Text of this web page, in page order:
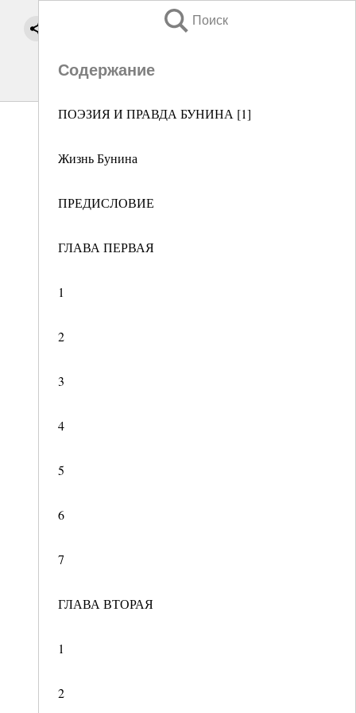
Поиск
Содержание
ПОЭЗИЯ И ПРАВДА БУНИНА [1]
Жизнь Бунина
ПРЕДИСЛОВИЕ
ГЛАВА ПЕРВАЯ
1
2
3
4
5
6
7
ГЛАВА ВТОРАЯ
1
2